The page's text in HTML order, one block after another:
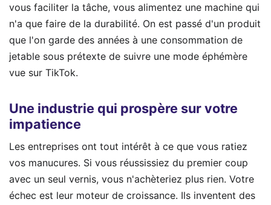
vous faciliter la tâche, vous alimentez une machine qui
n'a que faire de la durabilité. On est passé d'un produit
que l'on garde des années à une consommation de
jetable sous prétexte de suivre une mode éphémère
vue sur TikTok.
Une industrie qui prospère sur votre
impatience
Les entreprises ont tout intérêt à ce que vous ratiez
vos manucures. Si vous réussissiez du premier coup
avec un seul vernis, vous n'achèteriez plus rien. Votre
échec est leur moteur de croissance. Ils inventent des